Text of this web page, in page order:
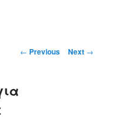
Post
← Previous Next →